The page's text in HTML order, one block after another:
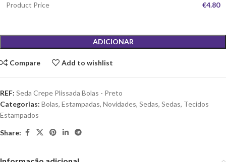
Product Price €4.80
ADICIONAR
Compare Add to wishlist
REF: Seda Crepe Plissada Bolas - Preto
Categorias: Bolas, Estampadas, Novidades, Sedas, Sedas, Tecidos
Estampados
Share: